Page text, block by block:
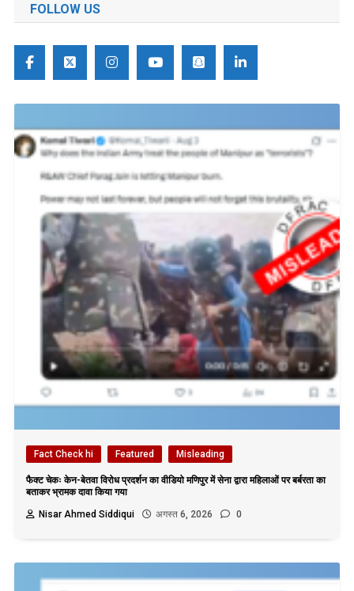
FOLLOW US
Fact Check hi Featured Misleading
फैक्ट चेकः केन-बेतवा विरोध प्रदर्शन का वीडियो मणिपुर में सेना द्वारा महिलाओं पर बर्बरता का
बताकर भ्रामक दावा किया गया
Nisar Ahmed Siddiqui
अगस्त 6, 2026 0